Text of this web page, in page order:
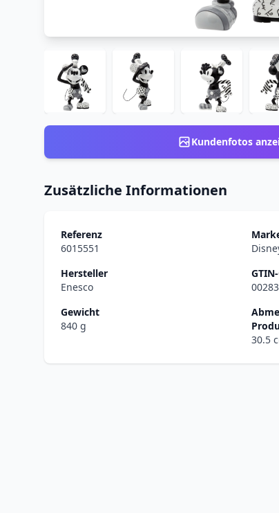
Kundenfotos
Zusätzliche Informationen
Referenz
6015551
Hersteller
Enesco
Gewicht
840 g
30.5